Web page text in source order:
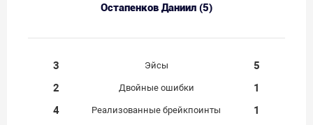
Остапенков Даниил (5)
3 Эйсы
5
2
Двойные ошибки
1
4
Реализованные брейкпоинты
1